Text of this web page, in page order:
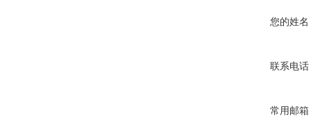
您的姓名
联系电话
常用邮箱